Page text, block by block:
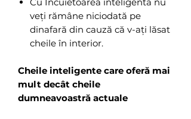
Cu Încuietoarea inteligentă nu
veți rămâne niciodată pe
dinafară din cauză că v-ați lăsat
cheile în interior.
Cheile inteligente care oferă mai
mult decât cheile
dumneavoastră actuale